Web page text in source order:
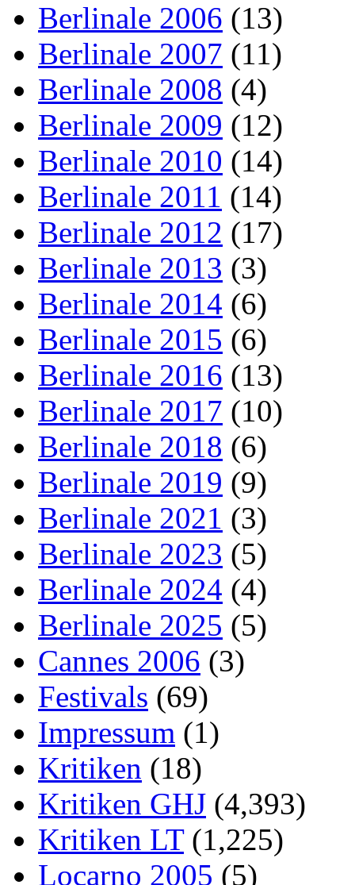
Berlinale 2006 (13)
Berlinale 2007 (11)
Berlinale 2008 (4)
Berlinale 2009 (12)
Berlinale 2010 (14)
Berlinale 2011 (14)
Berlinale 2012 (17)
Berlinale 2013 (3)
Berlinale 2014 (6)
Berlinale 2015 (6)
Berlinale 2016 (13)
Berlinale 2017 (10)
Berlinale 2018 (6)
Berlinale 2019 (9)
Berlinale 2021 (3)
Berlinale 2023 (5)
Berlinale 2024 (4)
Berlinale 2025 (5)
Cannes 2006 (3)
Festivals (69)
Impressum (1)
Kritiken (18)
Kritiken GHJ (4,393)
Kritiken LT(1,225)
Locarno 2005 (5)